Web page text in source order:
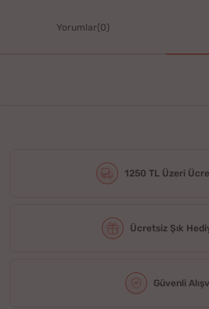
Yorumlar(0)
1250 TL Üzeri
Ücretsiz Şık
Güvenli